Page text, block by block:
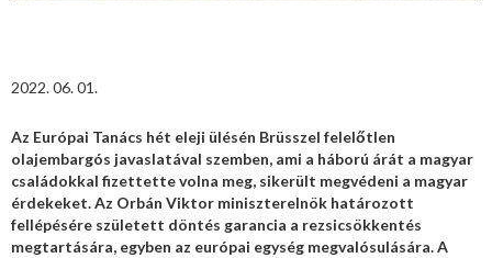
2022. 06. 01.
Az Európai Tanács hét eleji ülésén Brüsszel felelőtlen
olajembargós javaslatával szemben, ami a háború árát a magyar
családokkal fizettette volna meg, sikerült megvédeni a magyar
érdekeket. Az Orbán Viktor miniszterelnök határozott
fellépésére született döntés garancia a rezsicsökkentés
megtartására, egyben az európai egység megvalósulására. A